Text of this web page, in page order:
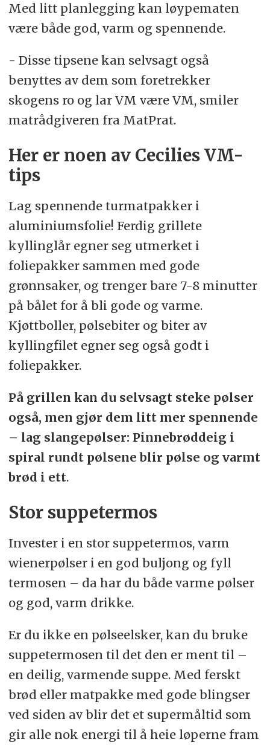
Med litt planlegging kan løypematen
være både god, varm og spennende.
- Disse tipsene kan selvsagt også
benyttes av dem som foretrekker
skogens ro og lar VM være VM, smiler
matrådgiveren fra MatPrat.
Her er noen av Cecilies VM-
tips
Lag spennende turmatpakker i
aluminiumsfolie! Ferdig grillete
kyllinglår egner seg utmerket i
foliepakker sammen med gode
grønnsaker, og trenger bare 7-8 minutter
på bålet for å bli gode og varme.
Kjøttboller, pølsebiter og biter av
kyllingfilet egner seg også godt i
foliepakker.
På grillen kan du selvsagt steke pølser
også, men gjør dem litt mer spennende
– lag slangepølser: Pinnebrøddeig i
spiral rundt pølsene blir pølse og varmt
brød i ett.
Stor suppetermos
Invester i en stor suppetermos, varm
wienerpølser i en god buljong og fyll
termosen – da har du både varme pølser
og god, varm drikke.
Er du ikke en pølseelsker, kan du bruke
suppetermosen til det den er ment til –
en deilig, varmende suppe. Med ferskt
brød eller matpakke med gode blingser
ved siden av blir det et supermåltid som
gir alle nok energi til å heie løperne fram